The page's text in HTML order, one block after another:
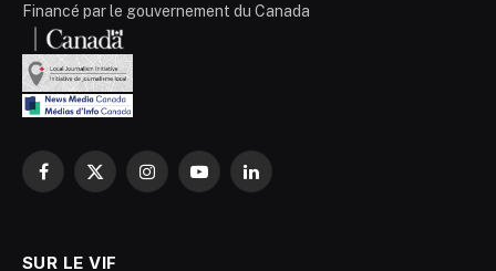
Financé par le gouvernement du Canada
Facebook
X
InstagramYouTubeLinkedIn
SUR LE VIF